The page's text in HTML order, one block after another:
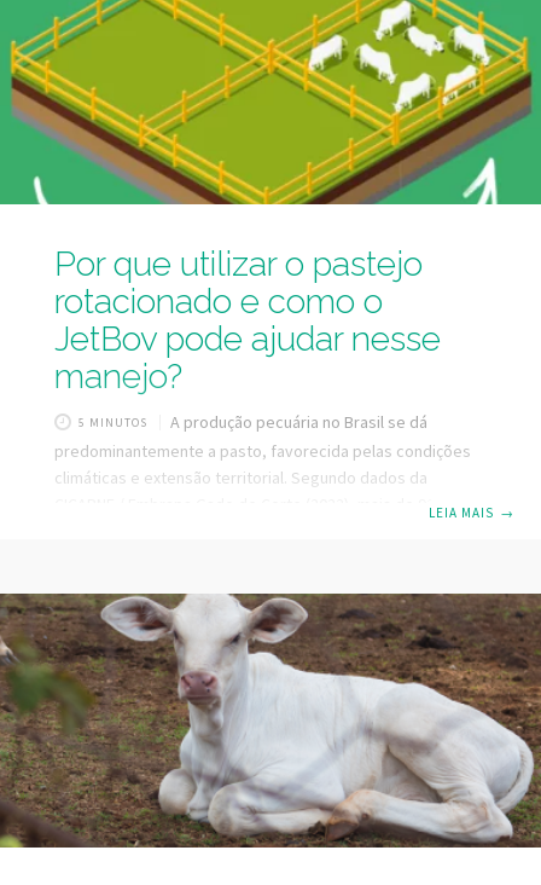
monta e o touro permanecia com as
Por que utilizar o pastejo
rotacionado e como o
JetBov pode ajudar nesse
manejo?
5 MINUTOS
A produção pecuária no Brasil se dá
predominantemente a pasto, favorecida pelas condições
climáticas e extensão territorial. Segundo dados da
CICARNE / Embrapa Gado de Corte (2022), mais de 90% da
impacto ambiental. Daí a importância de buscar o
entendimento sobre porque utilizar o pastejo rotacionado
na fazenda. Entre 1990 e 2022, a área de pastagens
LEIA MAIS →